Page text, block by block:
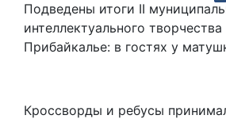
Подведены итоги II
интеллектуального
Прибайкалье: в гостях у
Кроссворды и ребусы